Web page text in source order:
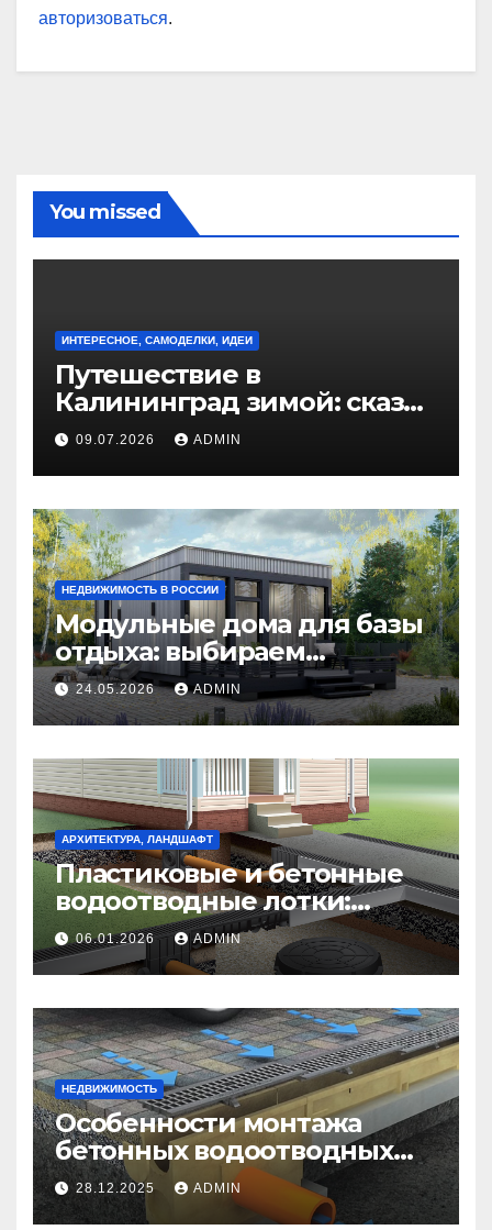
авторизоваться.
You missed
ИНТЕРЕСНОЕ, САМОДЕЛКИ, ИДЕИ
Путешествие в
Калининград зимой: сказка
на берегу Балтийского
моря
09.07.2026 ADMIN
НЕДВИЖИМОСТЬ В РОССИИ
Модульные дома для базы
отдыха: выбираем
идеальное жилье для
гостей
24.05.2026 ADMIN
АРХИТЕКТУРА, ЛАНДШАФТ
Пластиковые и бетонные
водоотводные лотки:
выбор оптимального
решения для дренажа
06.01.2026 ADMIN
НЕДВИЖИМОСТЬ
Особенности монтажа
бетонных водоотводных
лотков: эффективность и
долговечность
28.12.2025 ADMIN